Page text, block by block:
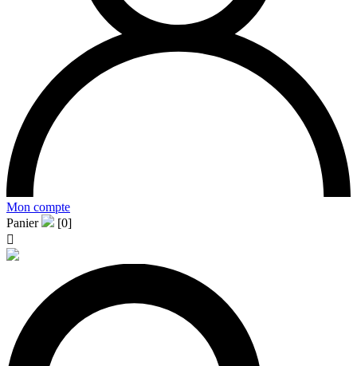
Mon compte
Panier
[0]
